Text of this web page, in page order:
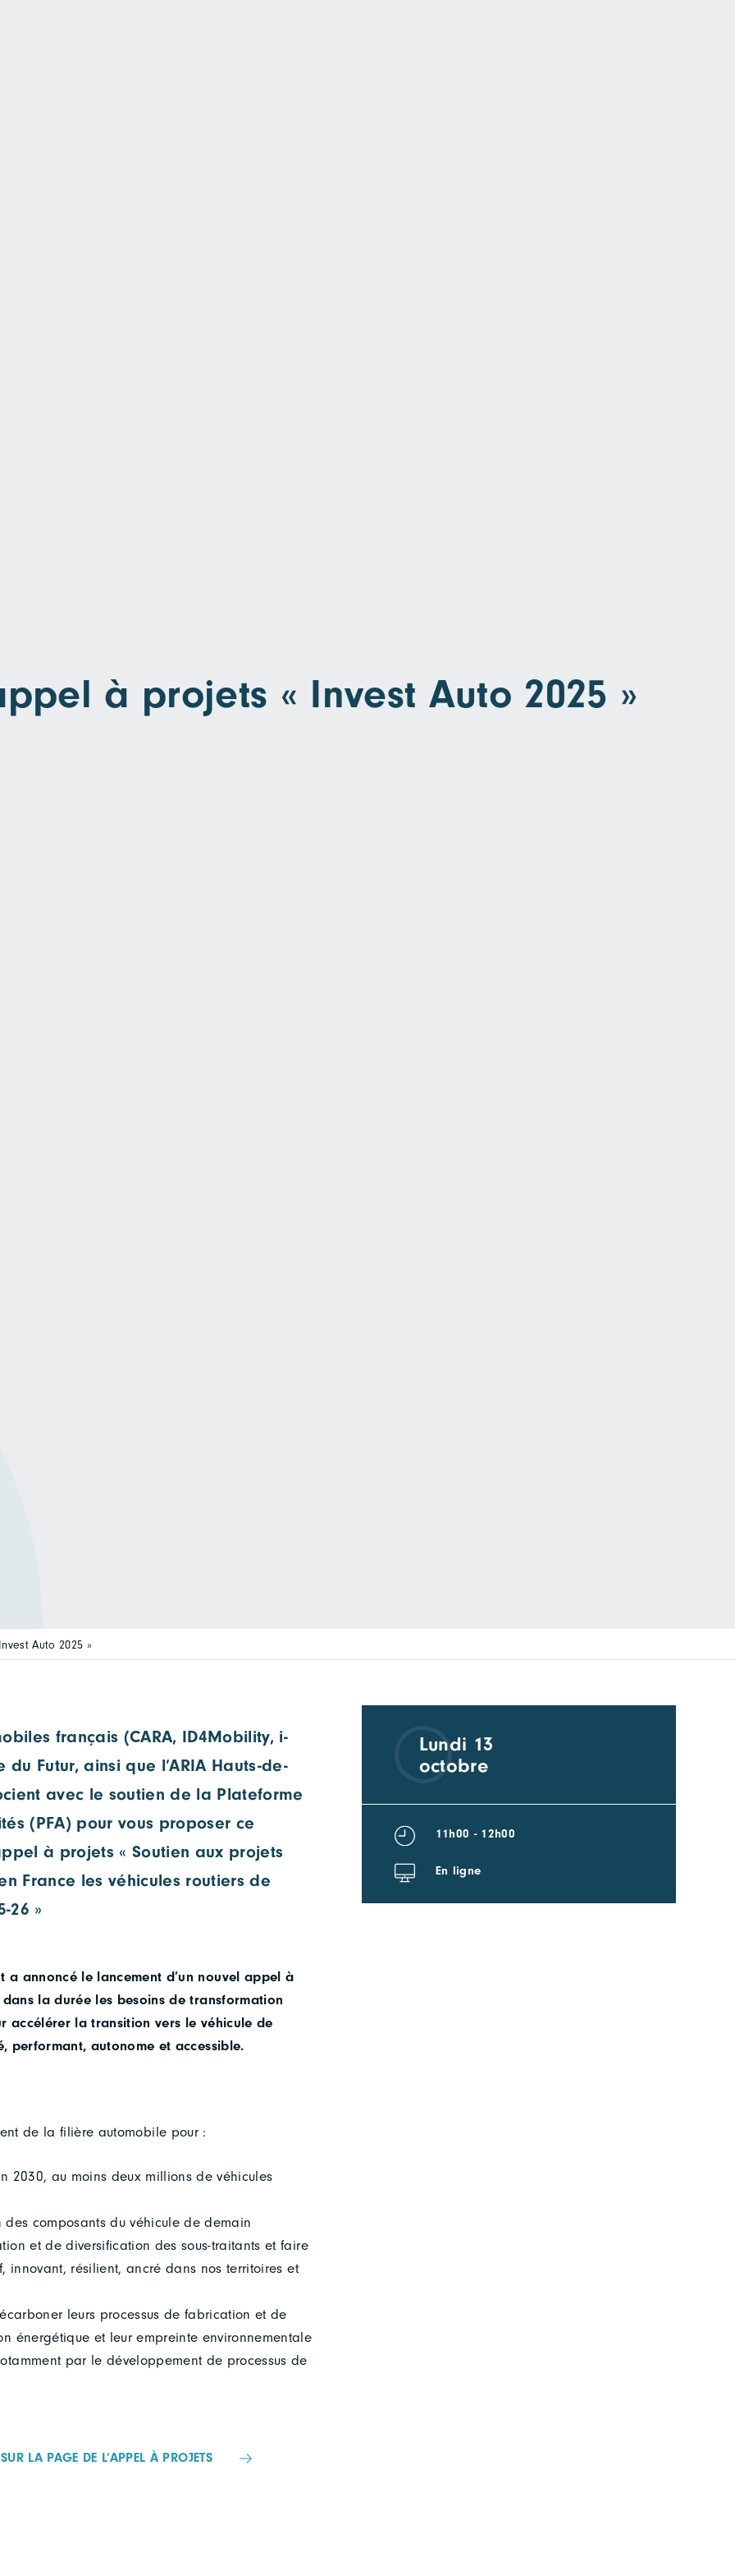
à projets « Invest Auto 2025 »
Auto 2025 »
français (CARA, ID4Mobility, i-
Futur, ainsi que l’ARIA Hauts-de-
avec le soutien de la Plateforme
(PFA) pour vous proposer ce
à projets « Soutien aux projets
France les véhicules routiers de
26 »
a annoncé le lancement d’un nouvel appel à
la durée les besoins de transformation
la transition vers le véhicule de
performant, autonome et accessible.
de la filière automobile pour :
2030, au moins deux millions de véhicules
composants du véhicule de demain
et de diversification des sous-traitants et faire
innovant, résilient, ancré dans nos territoires et
leurs processus de fabrication et de
énergétique et leur empreinte environnementale
par le développement de processus de
LA PAGE DE L’APPEL À PROJETS
Lundi 13
octobre
11h00 - 12h00
En ligne